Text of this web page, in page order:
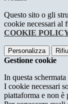
Questo sito o gli
cookie necessari al
COOKIE
Personalizza
Gestione cookie
In questa
I cookie necessari
piattaforma e non è